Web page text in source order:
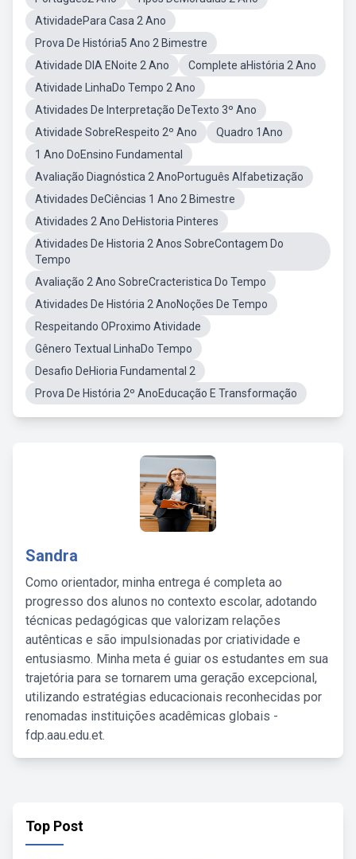
AtividadePara Casa 2 Ano
Prova De História5 Ano 2 Bimestre
Atividade DIA ENoite 2 Ano
Complete aHistória 2 Ano
Atividade LinhaDo Tempo 2 Ano
Atividades De Interpretação DeTexto 3º Ano
Atividade SobreRespeito 2º Ano
Quadro 1Ano
1 Ano DoEnsino Fundamental
Avaliação Diagnóstica 2 AnoPortuguês Alfabetização
Atividades DeCiências 1 Ano 2 Bimestre
Atividades 2 Ano DeHistoria Pinteres
Atividades De Historia 2 Anos SobreContagem Do
Tempo
Avaliação 2 Ano SobreCracteristica Do Tempo
Atividades De História 2 AnoNoções De Tempo
Respeitando OProximo Atividade
Gênero Textual LinhaDo Tempo
Desafio DeHioria Fundamental 2
Prova De História 2º AnoEducação E Transformação
Sandra
Como orientador, minha entrega é completa ao
progresso dos alunos no contexto escolar, adotando
técnicas pedagógicas que valorizam relações
autênticas e são impulsionadas por criatividade e
entusiasmo. Minha meta é guiar os estudantes em sua
trajetória para se tornarem uma geração excepcional,
utilizando estratégias educacionais reconhecidas por
renomadas instituições acadêmicas globais -
fdp.aau.edu.et.
Top Post